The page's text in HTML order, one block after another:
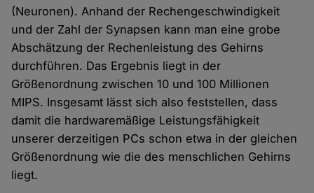
(Neuronen). Anhand der Rechengeschwindigkeit
und der Zahl der Synapsen kann man eine grobe
Abschätzung der Rechenleistung des Gehirns
durchführen. Das Ergebnis liegt in der
Größenordnung zwischen 10 und 100 Millionen
MIPS. Insgesamt lässt sich also feststellen, dass
damit die hardwaremäßige Leistungsfähigkeit
unserer derzeitigen PCs schon etwa in der gleichen
Größenordnung wie die des menschlichen Gehirns
liegt.